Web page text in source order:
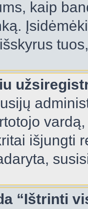
kaip
išjungti
“Ištrinti